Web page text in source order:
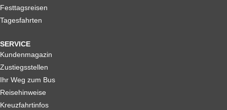
Festtagsreisen
Tagesfahrten
SERVICE
Kundenmagazin
Zustiegsstellen
Ihr Weg zum Bus
Reisehinweise
Kreuzfahrtinfos